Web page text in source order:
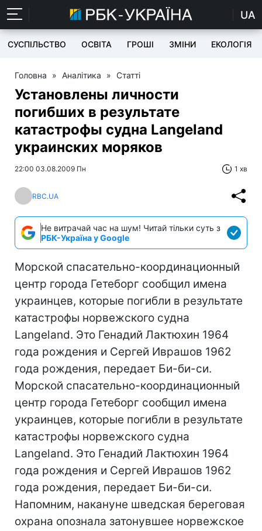
UA
СУСПІЛЬСТВО ОСВІТА ГРОШІ ЗМІНИ ЕКОЛОГІЯ
Головна » Аналітика » Статті
Установлены личности
погибших в результате
катастрофы судна Langeland
украинских моряков
22:00 03.08.2009 Пн 1 хв
RBC.UA
Не витрачай час на шум! Читай тільки суть з
РБК-Україна у Google
Морской спасательно-координационный
центр города Гетеборг сообщил имена
украинцев, которые погибли в результате
катастрофы норвежского судна
Langeland. Это Генадий Лактюхин 1964
года рождения и Сергей Иврашов 1962
года рождения, передает Би-би-си.
Морской спасательно-координационный
центр города Гетеборг сообщил имена
украинцев, которые погибли в результате
катастрофы норвежского судна
Langeland. Это Генадий Лактюхин 1964
года рождения и Сергей Иврашов 1962
года рождения, передает Би-би-си.
Напомним, накануне шведская береговая
охрана опознала затонувшее норвежское